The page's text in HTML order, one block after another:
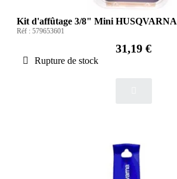
Kit d'affûtage 3/8" Mini HUSQVARNA
Réf : 579653601
31,19 €
Rupture de stock